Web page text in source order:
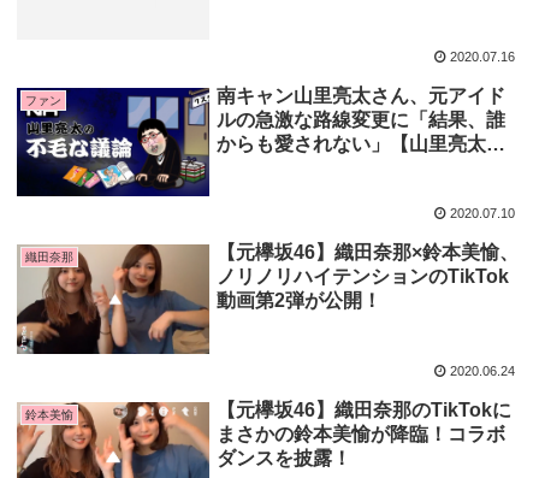
2020.07.16
ファン
南キャン山里亮太さん、元アイド
ルの急激な路線変更に「結果、誰
からも愛されない」【山里亮太の
2020.07.10
織田奈那
【元欅坂46】織田奈那×鈴本美愉、
ノリノリハイテンションのTikTok
動画第2弾が公開！
2020.06.24
鈴本美愉
【元欅坂46】織田奈那のTikTokに
まさかの鈴本美愉が降臨！コラボ
ダンスを披露！